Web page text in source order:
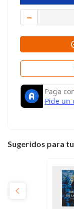
－
Sugeridos para